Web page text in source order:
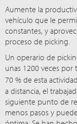
Aumente la
vehículo que le
constantes, y
proceso de picking.
Un operario de
unas 1200 veces por
70 % de esta
a distancia, el
siguiente punto de
menos pasos y